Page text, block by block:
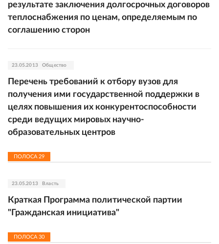
результате заключения долгосрочных договоров
теплоснабжения по ценам, определяемым по
соглашению сторон
23.05.2013 Общество
Перечень требований к отбору вузов для
получения ими государственной поддержки в
целях повышения их конкурентоспособности
среди ведущих мировых научно-
образовательных центров
ПОЛОСА 29
23.05.2013 Власть
Краткая Программа политической партии
"Гражданская инициатива"
ПОЛОСА 30